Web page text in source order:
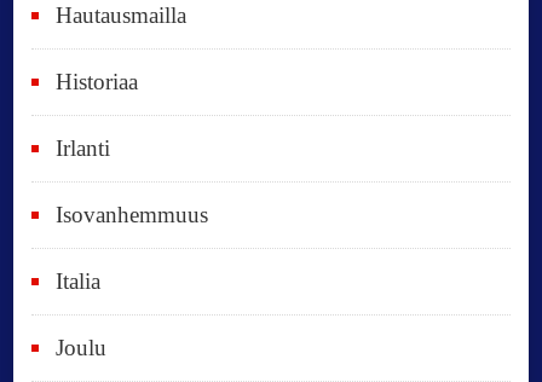
v
u
o
e
t
,
Hautausmailla
Historiaa
Irlanti
Isovanhemmuus
Italia
Joulu